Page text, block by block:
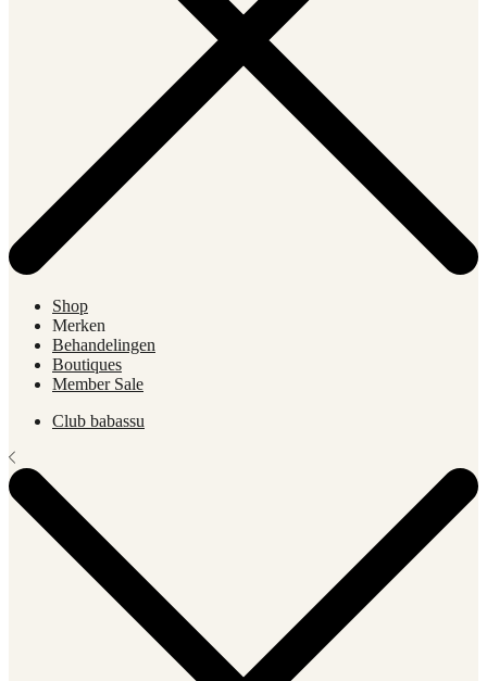
Shop
Merken
Behandelingen
Boutiques
Member Sale
Club babassu